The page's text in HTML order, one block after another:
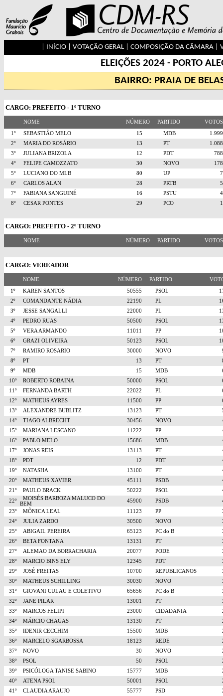
INÍCIO| VOTAÇÃO GERAL| COMPOSIÇÃO DA CÂMARA|
ELEIÇÕES 2024 - PORTO
BAIRRO: PRAIA DE
CARGO: PREFEITO - 1º TURNO
NOME NÚMERO PARTIDO
1º SEBASTIÃO MELO 15 MDB
2º
MARIA DO ROSÁRIO 13 PT
3º
JULIANA BRIZOLA 12 PDT
4º
FELIPE CAMOZZATO 30 NOVO
5º
LUCIANO DO MLB 80 UP
6º
CARLOS ALAN 28 PRTB
7º
FABIANA SANGUINÉ 16 PSTU
8º
CESAR PONTES 29 PCO
CARGO: PREFEITO - 2º TURNO
NOME NÚMERO PARTIDO
CARGO: VEREADOR
NOME NÚMERO PARTIDO
1º KAREN SANTOS 50555 PSOL
2º
COMANDANTE NÁDIA 22190 PL
3º
JESSE SANGALLI 22000 PL
4º
PEDRO RUAS 50500 PSOL
5º
VERA ARMANDO 11011 PP
6º
GRAZI OLIVEIRA 50123 PSOL
7º
RAMIRO ROSARIO 30000 NOVO
8º
PT 13 PT
9º
MDB 15 MDB
10º
ROBERTO ROBAINA 50000 PSOL
11º
FERNANDA BARTH 22022 PL
12º
MATHEUS AYRES 11500 PP
13º
ALEXANDRE BUBLITZ 13123 PT
14º
TIAGO ALBRECHT 30456 NOVO
15º
MARIANA LESCANO 11222 PP
16º
PABLO MELO 15686 MDB
17º
JONAS REIS 13113 PT
18º
PDT 12 PDT
19º
NATASHA 13100 PT
20º
MATHEUS XAVIER 45111 PSDB
21º
PAULO BRACK 50222 PSOL
22º
MOISÉS BARBOZA MALUCO DO
BEM
45900 PSDB
23º
MÔNICA LEAL 11123 PP
24º
JULIA ZARDO 30500 NOVO
25º
ABIGAIL PEREIRA 65123 PC do B
26º
BETA FONTANA 13131 PT
27º
ALEMAO DA BORRACHARIA 20077 PODE
28º
MARCIO BINS ELY 12345 PDT
29º
JOSÉ FREITAS 10700 REPUBLICANOS
30º
MATHEUS SCHILLING 30030 NOVO
31º
GIOVANI CULAU E COLETIVO 65656 PC do B
32º
JANE PILAR 13001 PT
33º
MARCOS FELIPI 23000 CIDADANIA
34º
MÁRCIO CHAGAS 13130 PT
35º
IDENIR CECCHIM 15500 MDB
36º
MARCELO SGARBOSSA 18123 REDE
37º
NOVO 30 NOVO
38º
PSOL 50 PSOL
39º
PSICÓLOGA TANISE SABINO 15777 MDB
40º
ATENA PSOL 50001 PSOL
41º
CLAUDIA ARAUJO 55777 PSD